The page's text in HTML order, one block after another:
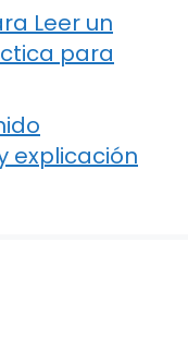
Leer un
para
explicación